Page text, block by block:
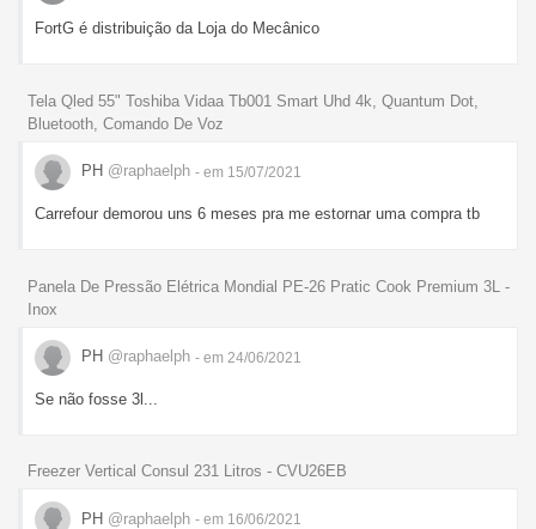
FortG é distribuição da Loja do Mecânico
Tela Qled 55" Toshiba Vidaa Tb001 Smart Uhd 4k, Quantum Dot,
Bluetooth, Comando De Voz
PH @raphaelph - em 15/07/2021
Carrefour demorou uns 6 meses pra me estornar uma compra tb
Panela De Pressão Elétrica Mondial PE-26 Pratic Cook Premium 3L -
Inox
PH @raphaelph - em 24/06/2021
Se não fosse 3l...
Freezer Vertical Consul 231 Litros - CVU26EB
PH @raphaelph - em 16/06/2021